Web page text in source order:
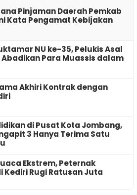
Pinjaman Daerah Pemkab
Kata Pengamat Kebijakan
NU ke-35, Pelukis Asal
Para Muassis dalam
Akhiri Kontrak dengan
di Pusat Kota Jombang,
3 Hanya Terima Satu
Ekstrem, Peternak
Kediri Rugi Ratusan Juta